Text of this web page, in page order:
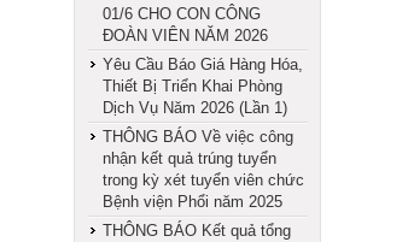
01/6 CHO CON CÔNG
ĐOÀN VIÊN NĂM 2026
Yêu Cầu Báo Giá Hàng Hóa,
Thiết Bị Triển Khai Phòng
Dịch Vụ Năm 2026 (Lần 1)
THÔNG BÁO Về việc công
nhận kết quả trúng tuyển
trong kỳ xét tuyển viên chức
Bệnh viện Phổi năm 2025
THÔNG BÁO Kết quả tổng